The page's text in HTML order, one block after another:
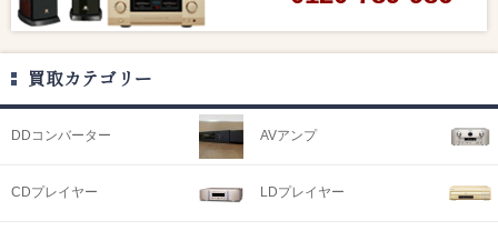
買取カテゴリー
DDコンバーター AVアンプ
CDプレイヤー LDプレイヤー